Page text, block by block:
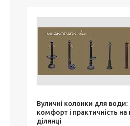
Вуличні колонки для води:
комфорт і практичність на
ділянці